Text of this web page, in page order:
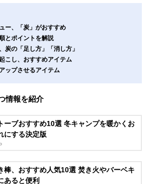
ー、「炭」がおすすめ
とポイントを解説
炭の「足し方」「消し方」
こし、おすすめアイテム
ップさせるアイテム
情報を紹介
ーブおすすめ10選 冬キャンプを暖かくお
にする決定版
棒、おすすめ人気10選 焚き火やバーベキ
あると便利